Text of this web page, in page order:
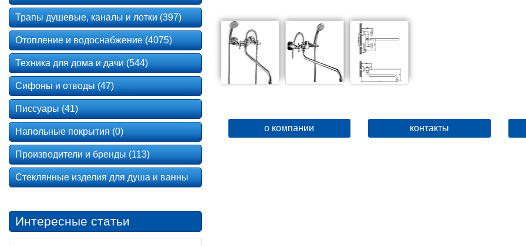
о компании контакты
Трапы душевые, каналы и лотки (397)
Отопление и водоснабжение (4075)
Техника для дома и дачи (544)
Сифоны и отводы (47)
Писсуары (41)
Напольные покрытия (0)
Производители и бренды (113)
Стеклянные изделия для душа и ванны
Интересные статьи